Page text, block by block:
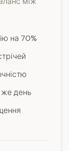
на 70%
же день